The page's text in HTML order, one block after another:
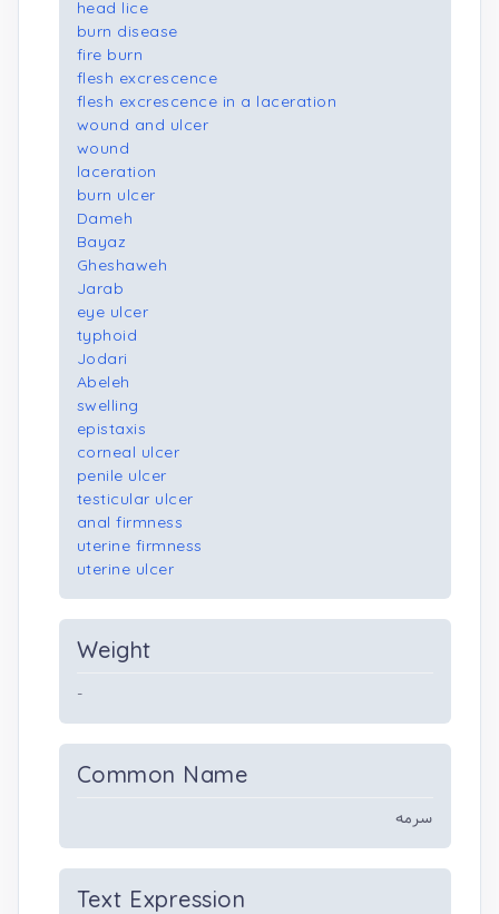
head lice
burn disease
fire burn
flesh excrescence
flesh excrescence in a laceration
wound and ulcer
wound
laceration
burn ulcer
Dameh
Bayaz
Gheshaweh
Jarab
eye ulcer
typhoid
Jodari
Abeleh
swelling
epistaxis
corneal ulcer
penile ulcer
testicular ulcer
anal firmness
uterine firmness
uterine ulcer
Weight
-
Common Name
سرمه
Text Expression